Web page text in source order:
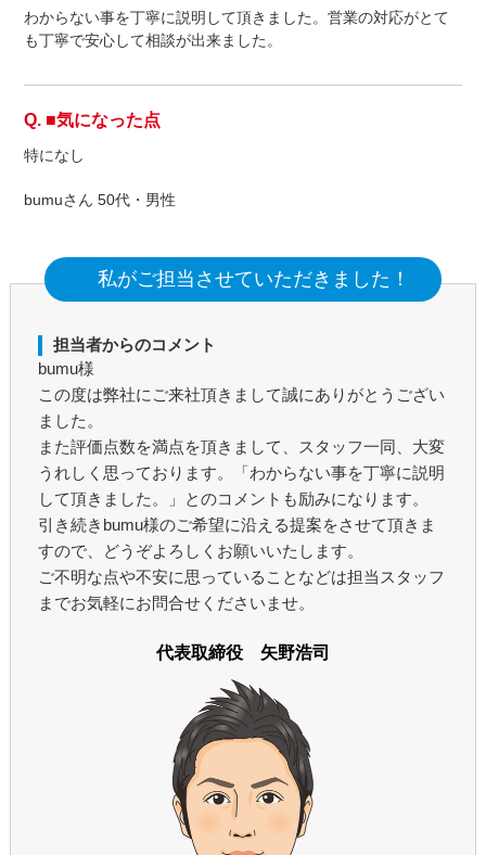
わからない事を丁寧に説明して頂きました。営業の対応がとて
も丁寧で安心して相談が出来ました。
■気になった点
特になし
bumuさん 50代・男性
私がご担当させていただきました！
担当者からのコメント
bumu様
この度は弊社にご来社頂きまして誠にありがとうござい
ました。
また評価点数を満点を頂きまして、スタッフ一同、大変
うれしく思っております。「わからない事を丁寧に説明
して頂きました。」とのコメントも励みになります。
引き続きbumu様のご希望に沿える提案をさせて頂きま
すので、どうぞよろしくお願いいたします。
ご不明な点や不安に思っていることなどは担当スタッフ
までお気軽にお問合せくださいませ。
代表取締役 矢野浩司